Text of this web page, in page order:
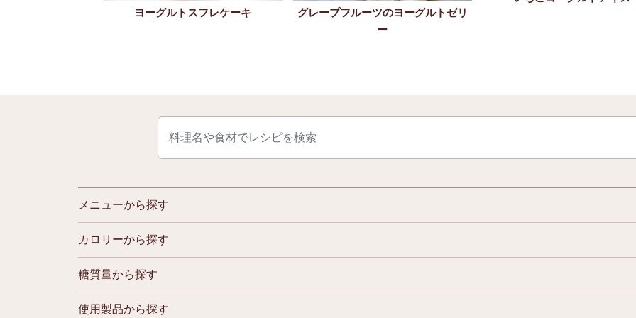
ヨーグルトスフレケーキ
グレープフルーツのヨーグルトゼリ
ー
メニューから探す
カロリーから探す
糖質量から探す
使用製品から探す